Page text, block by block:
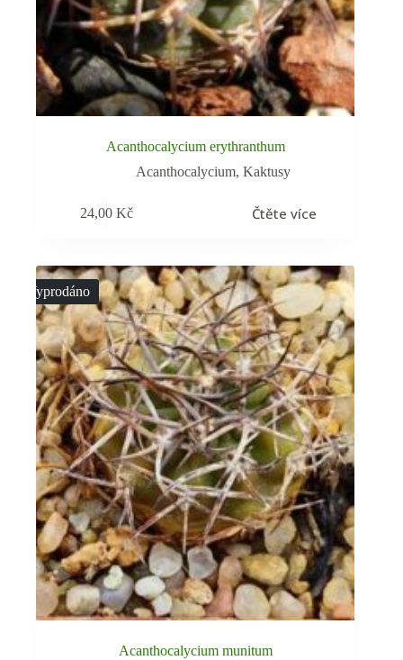
Acanthocalycium erythranthum
Acanthocalycium,Kaktusy
24,00Kč Čtěte více
Vyprodáno
Acanthocalycium munitum